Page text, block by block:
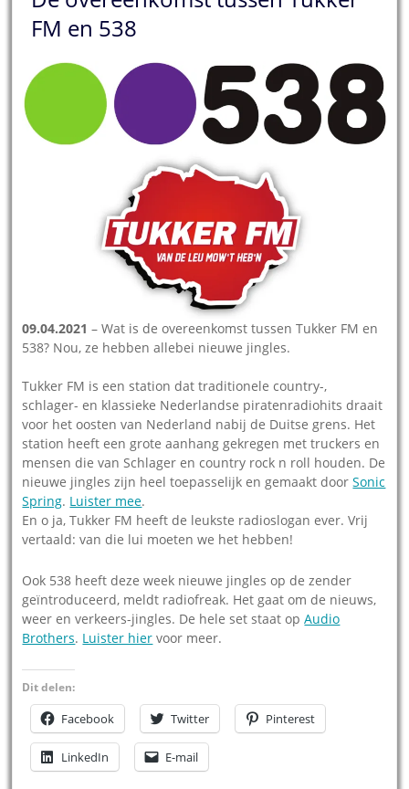
FM en 538
09.04.2021 – Wat is de overeenkomst tussen Tukker FM en
538? Nou, ze hebben allebei nieuwe jingles.
Tukker FM is een station dat traditionele country-,
schlager- en klassieke Nederlandse piratenradiohits draait
voor het oosten van Nederland nabij de Duitse grens. Het
station heeft een grote aanhang gekregen met truckers en
mensen die van Schlager en country rock n roll houden. De
nieuwe jingles zijn heel toepasselijk en gemaakt doorSonic
Spring. Luister mee.
En o ja, Tukker FM heeft de leukste radioslogan ever. Vrij
vertaald: van die lui moeten we het hebben!
Ook 538 heeft deze week nieuwe jingles op de zender
geïntroduceerd, meldt radiofreak. Het gaat om de nieuws,
weer en verkeers-jingles. De hele set staat opAudio
Brothers. Luister hier voor meer.
Dit delen:
Facebook Twitter Pinterest
LinkedIn E-mail